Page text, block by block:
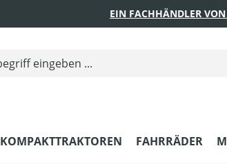
EIN FACHHÄNDLER VON
KOMPAKTTRAKTOREN FAHRRÄDER